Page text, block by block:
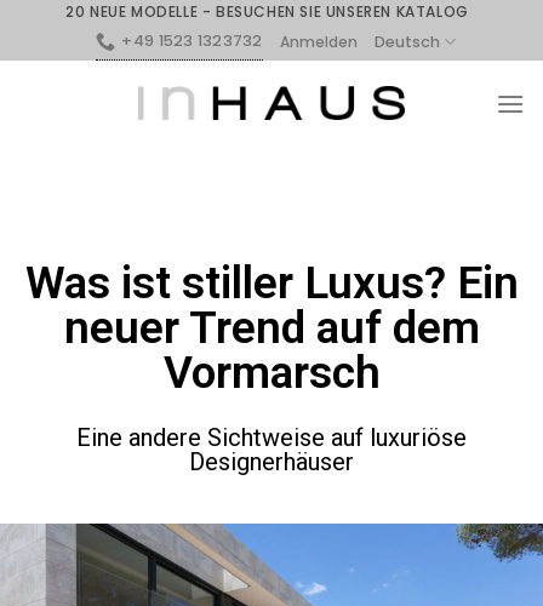
20 NEUE MODELLE - BESUCHEN SIE UNSEREN KATALOG
+49 1523 1323732
Anmelden Deutsch
Was ist stiller Luxus? Ein
neuer Trend auf dem
Vormarsch
Eine andere Sichtweise auf luxuriöse
Designerhäuser